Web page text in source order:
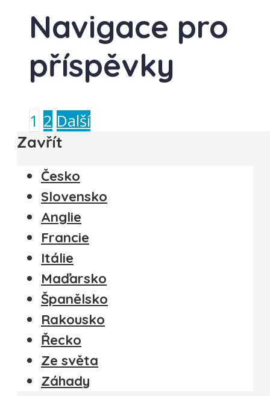
Navigace pro
příspěvky
1 2 Další
Zavřít
Česko
Slovensko
Anglie
Francie
Itálie
Maďarsko
Španělsko
Rakousko
Řecko
Ze světa
Záhady